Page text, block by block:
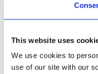
This website uses
We use cookies to
use of our site with our